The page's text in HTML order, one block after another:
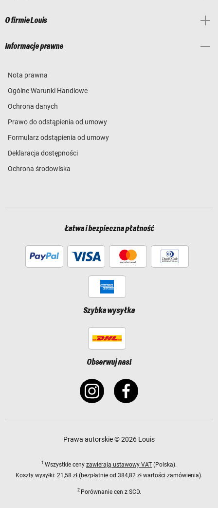
O firmie Louis
Informacje prawne
Nota prawna
Ogólne Warunki Handlowe
Ochrona danych
Prawo do odstąpienia od umowy
Formularz odstąpienia od umowy
Deklaracja dostępności
Ochrona środowiska
Łatwa i bezpieczna płatność
Szybka wysyłka
Obserwuj nas!
Prawa autorskie © 2026 Louis
1 Wszystkie ceny zawierają ustawowy VAT (Polska).
Koszty wysyłki: 21,58 zł (bezpłatnie od 384,82 zł wartości zamówienia).
2 Porównanie cen z SCD.